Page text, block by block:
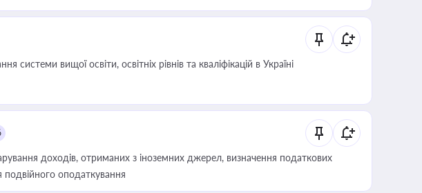
системи вищої освіти, освітніх рівнів та кваліфікацій в Україні
доходів, отриманих з іноземних джерел, визначення податкових
подвійного оподаткування